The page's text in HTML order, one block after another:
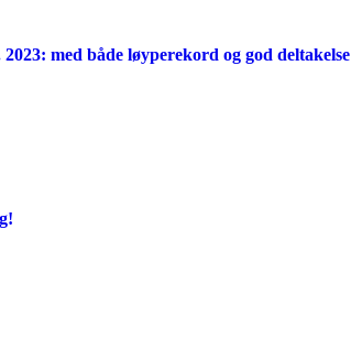
med både løyperekord og god deltakelse